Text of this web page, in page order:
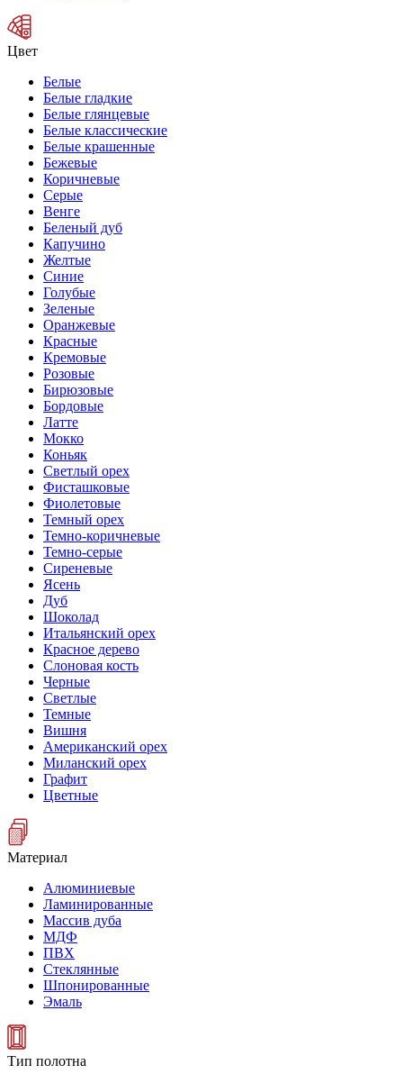
Цвет
Белые
Белые гладкие
Белые глянцевые
Белые классические
Белые крашенные
Бежевые
Коричневые
Серые
Венге
Беленый дуб
Капучино
Желтые
Синие
Голубые
Зеленые
Оранжевые
Красные
Кремовые
Розовые
Бирюзовые
Бордовые
Латте
Мокко
Коньяк
Светлый орех
Фисташковые
Фиолетовые
Темный орех
Темно-коричневые
Темно-серые
Сиреневые
Ясень
Дуб
Шоколад
Итальянский орех
Красное дерево
Слоновая кость
Черные
Светлые
Темные
Вишня
Американский орех
Миланский орех
Графит
Цветные
Материал
Алюминиевые
Ламинированные
Массив дуба
МДФ
ПВХ
Стеклянные
Шпонированные
Эмаль
Тип полотна